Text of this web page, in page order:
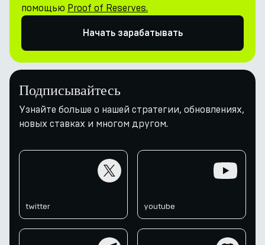
помощью Proof of Reserves.
Начать зарабатывать
Подписывайтесь
Узнайте больше о нашей стратегии, обновлениях,
новых ставках и многом другом.
twitter youtube